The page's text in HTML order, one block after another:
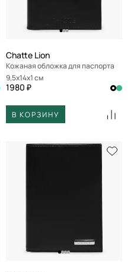
Chatte Lion
Кожаная обложка для паспорта
9,5x14x1 см
1980 ₽
В КОРЗИНУ